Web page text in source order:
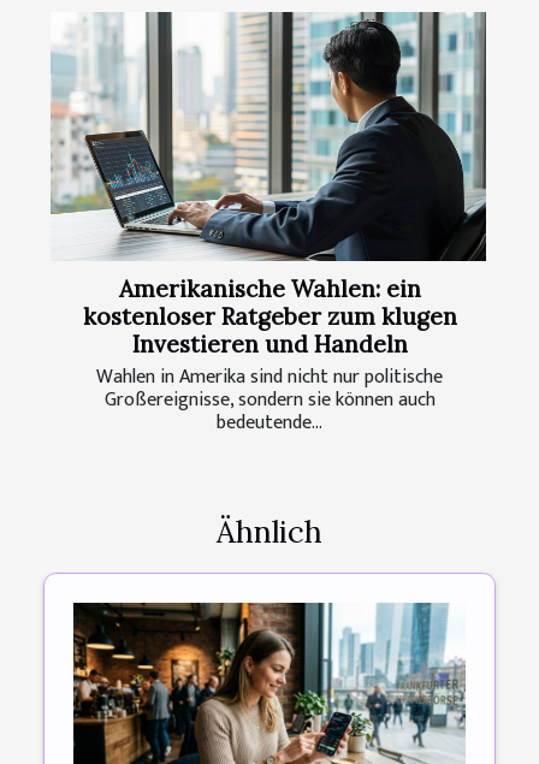
Amerikanische Wahlen: ein
kostenloser Ratgeber zum klugen
Investieren und Handeln
Wahlen in Amerika sind nicht nur politische
Großereignisse, sondern sie können auch
bedeutende...
Ähnlich